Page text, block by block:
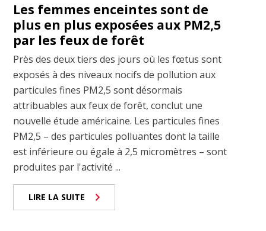
Les femmes enceintes sont de
plus en plus exposées aux PM2,5
par les feux de forêt
Près des deux tiers des jours où les fœtus sont
exposés à des niveaux nocifs de pollution aux
particules fines PM2,5 sont désormais
attribuables aux feux de forêt, conclut une
nouvelle étude américaine. Les particules fines
PM2,5 – des particules polluantes dont la taille
est inférieure ou égale à 2,5 micromètres – sont
produites par l'activité ...
LIRE LA SUITE